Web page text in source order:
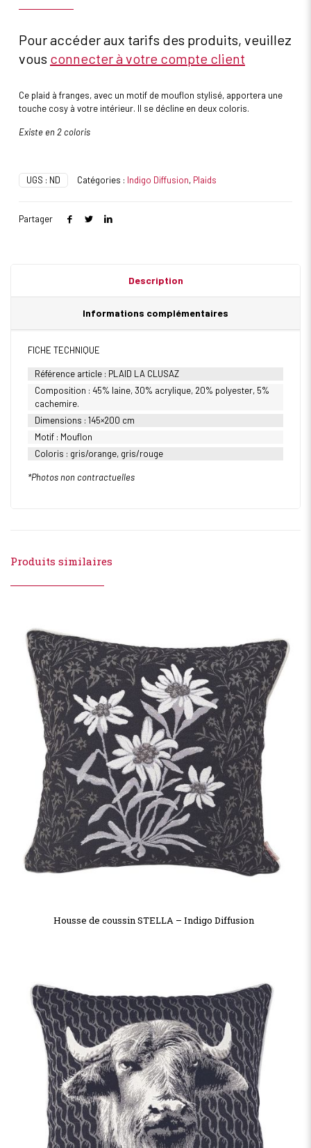
Pour accéder aux tarifs des produits, veuillez
vous connecter à votre compte client
Ce plaid à franges, avec un motif de mouflon stylisé, apportera une
touche cosy à votre intérieur. Il se décline en deux coloris.
Existe en 2 coloris
UGS : ND Catégories : Indigo Diffusion, Plaids
Partager
Description
Informations complémentaires
FICHE TECHNIQUE
Référence article : PLAID LA CLUSAZ
Composition : 45% laine, 30% acrylique, 20% polyester, 5%
cachemire.
Dimensions : 145×200 cm
Motif : Mouflon
Coloris : gris/orange, gris/rouge
*Photos non contractuelles
Produits similaires
Housse de coussin STELLA – Indigo Diffusion